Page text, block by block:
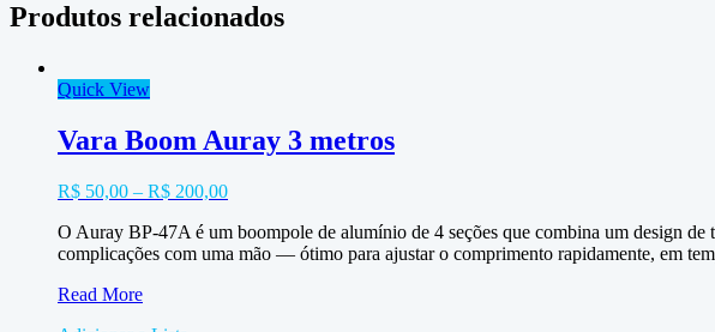
Produtos relacionados
Quick View
Vara Boom Auray 3 metros
R$ 50,00 – R$ 200,00
O Auray BP-47A é um boompole de alumínio de 4 seções que combina um design de
complicações com uma mão — ótimo para ajustar o comprimento rapidamente, em
Vara
Read More